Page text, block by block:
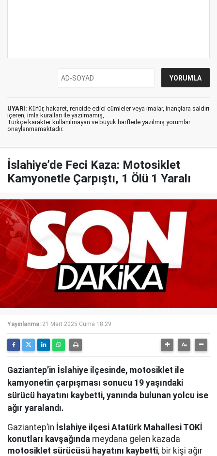
UYARI: Küfür, hakaret, rencide edici cümleler veya imalar, inançlara saldırı
içeren, imla kuralları ile yazılmamış,
Türkçe karakter kullanılmayan ve büyük harflerle yazılmış yorumlar
onaylanmamaktadır.
İslahiye’de Feci Kaza: Motosiklet
Kamyonetle Çarpıştı, 1 Ölü 1 Yaralı
Yayınlanma: 21 Mart 2025 Cuma 18:29
Gaziantep’in İslahiye ilçesinde, motosiklet ile
kamyonetin çarpışması sonucu 19 yaşındaki
sürücü hayatını kaybetti, yanında bulunan yolcu ise
ağır yaralandı.
Gaziantep’in İslahiye ilçesi Atatürk Mahallesi TOKİ
konutları kavşağında meydana gelen kazada
motosiklet sürücüsü hayatını kaybetti, bir kişi ağır